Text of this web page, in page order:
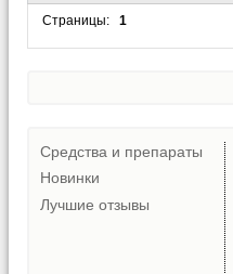
Страницы: 1
Средства и препараты
Новинки
Лучшие отзывы